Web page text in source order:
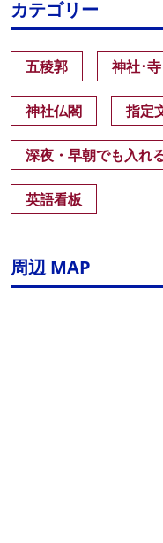
カテゴリー
五稜郭 神社･寺
神社仏閣 指定
深夜・早朝でも入れ
英語看板
周辺 MAP